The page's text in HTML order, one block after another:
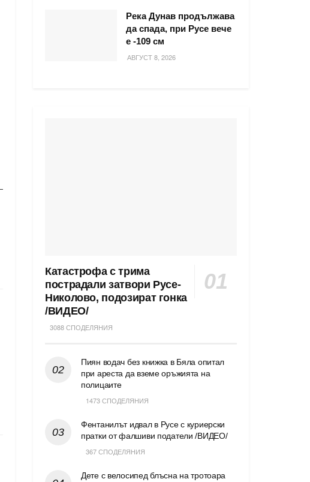
Река Дунав продължава
да спада, при Русе вече
е -109 см
АВГУСТ 8, 2026
Катастрофа с трима
пострадали затвори Русе-
Николово, подозират гонка
/ВИДЕО/
3088 СПОДЕЛЯНИЯ
Пиян водач без книжка в Бяла опитал
при ареста да вземе оръжията на
полицаите
1473 СПОДЕЛЯНИЯ
Фентанилът идвал в Русе с куриерски
пратки от фалшиви податели /ВИДЕО/
367 СПОДЕЛЯНИЯ
Дете с велосипед блъсна на тротоара